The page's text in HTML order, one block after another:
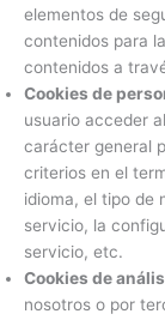
elementos de
contenidos para
contenidos a
Cookies de
usuario acceder
carácter general
criterios en el
idioma, el tipo de
servicio, la
servicio, etc.
Cookies de
nosotros o por